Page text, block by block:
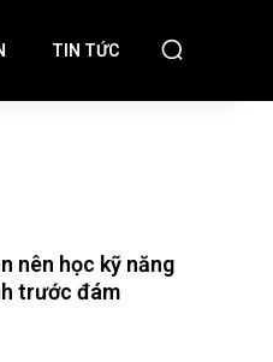
TIN TỨC
nên học kỹ năng
trước đám